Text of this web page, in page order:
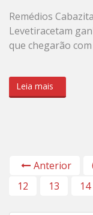
Remédios
Levetiracetam
que chegarão
Leia mais
Anterior
12
13 14